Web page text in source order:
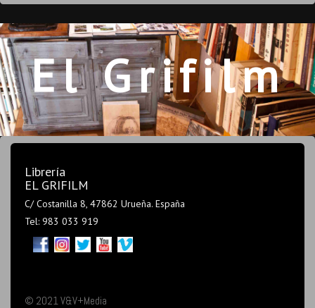
El Grifilm
Librería
EL GRIFILM
C/ Costanilla 8, 47862 Urueña. España
Tel: 983 033 919
© 2021 V&V+Media